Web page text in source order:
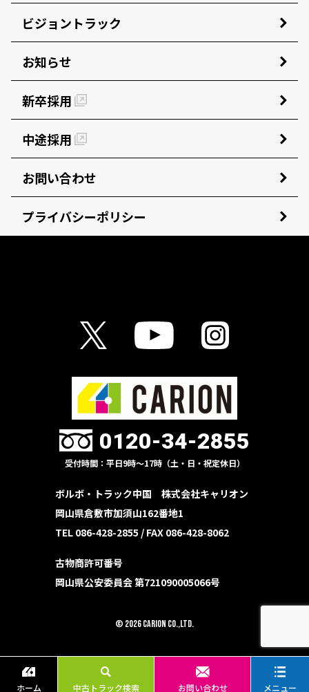
ホーム 中古トラック検索 お問い合わせ メニュー
ビジョントラック
お知らせ
新卒採用
中途採用
お問い合わせ
プライバシーポリシー
0120-34-2855
受付時間：平日9時〜17時（土・日・祝定休日）
ボルボ・トラック中国 株式会社キャリオン
岡山県倉敷市加須山162番地1
TEL 086-428-2855 / FAX 086-428-8062
古物商許可番号
岡山県公安委員会 第721090005066号
© 2026 CARION Co.,Ltd.